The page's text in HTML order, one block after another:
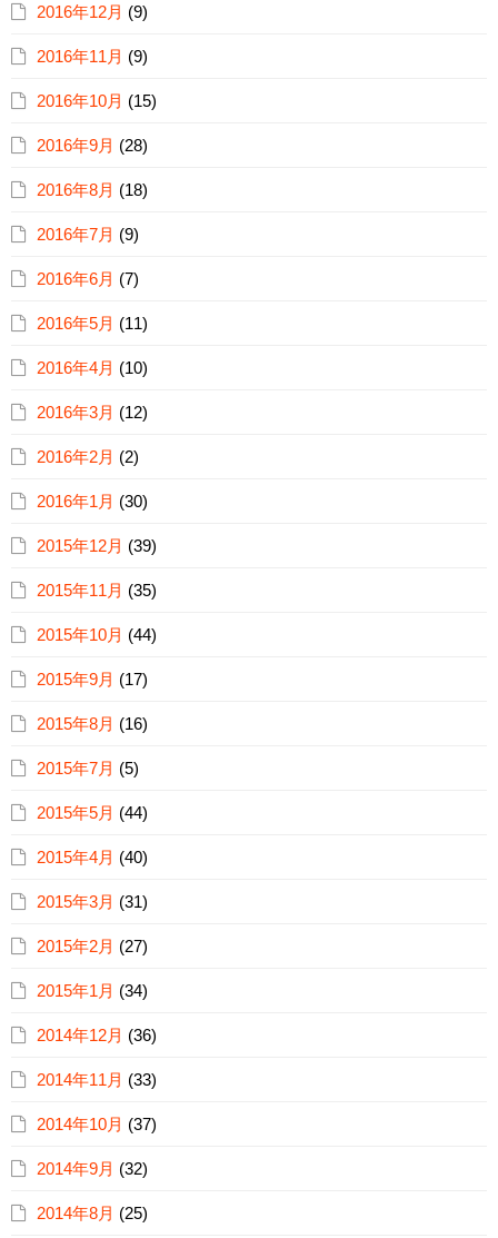
2016年12月 (9)
2016年11月 (9)
2016年10月 (15)
2016年9月 (28)
2016年8月 (18)
2016年7月 (9)
2016年6月 (7)
2016年5月 (11)
2016年4月 (10)
2016年3月 (12)
2016年2月 (2)
2016年1月 (30)
2015年12月 (39)
2015年11月 (35)
2015年10月 (44)
2015年9月 (17)
2015年8月 (16)
2015年7月 (5)
2015年5月 (44)
2015年4月 (40)
2015年3月 (31)
2015年2月 (27)
2015年1月 (34)
2014年12月 (36)
2014年11月 (33)
2014年10月 (37)
2014年9月 (32)
2014年8月 (25)